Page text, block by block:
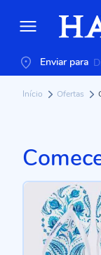
Enviar para
Início Ofertas